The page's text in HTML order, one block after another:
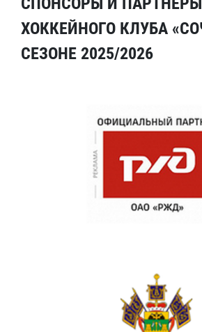
ХОККЕЙНОГО КЛУБА
СЕЗОНЕ 2025/2026